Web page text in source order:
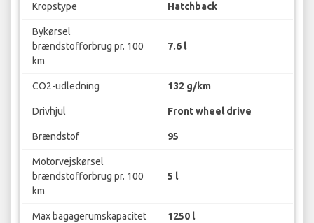
Kropstype Hatchback
Bykørsel
brændstofforbrug pr. 100
km
7.6 l
CO2-udledning 132 g/km
Drivhjul Front wheel drive
Brændstof 95
Motorvejskørsel
brændstofforbrug pr. 100
km
5 l
Max bagagerumskapacitet 1250 l